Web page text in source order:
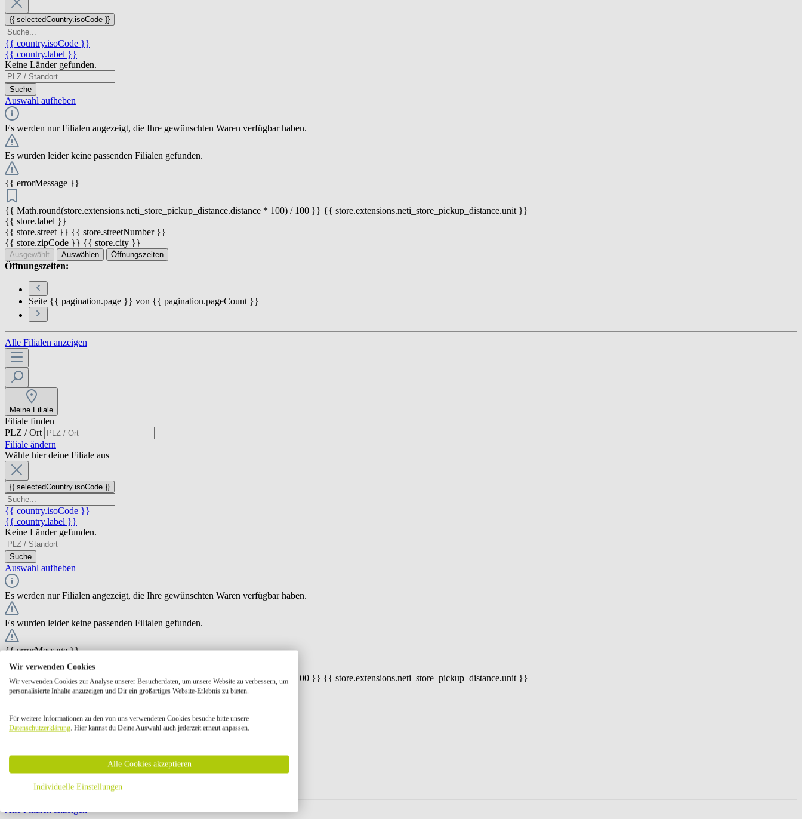
{{ selectedCountry.isoCode }}
{{ country.isoCode }}
{{ country.label }}
Keine Länder gefunden.
Suche
Auswahl aufheben
Es werden nur Filialen angezeigt, die Ihre gewünschten Waren verfügbar haben.
Es wurden leider keine passenden Filialen gefunden.
{{ errorMessage }}
{{ Math.round(store.extensions.neti_store_pickup_distance.distance * 100) / 100 }} {{ store.extensions.neti_store_pickup_distance.unit }}
{{ store.label }}
{{ store.street }} {{ store.streetNumber }}
{{ store.zipCode }} {{ store.city }}
Ausgewählt Auswählen Öffnungszeiten
Öffnungszeiten:
Seite {{ pagination.page }} von {{ pagination.pageCount }}
Alle Filialen anzeigen
Meine Filiale
Filiale finden
PLZ / Ort
Filiale ändern
Wähle hier deine Filiale aus
{{ selectedCountry.isoCode }}
{{ country.isoCode }}
{{ country.label }}
Keine Länder gefunden.
Suche
Auswahl aufheben
Es werden nur Filialen angezeigt, die Ihre gewünschten Waren verfügbar haben.
Es wurden leider keine passenden Filialen gefunden.
{{ errorMessage }}
{{ Math.round(store.extensions.neti_store_pickup_distance.distance * 100) / 100 }} {{ store.extensions.neti_store_pickup_distance.unit }}
{{ store.label }}
Ausgewählt Auswählen Öffnungszeiten
Öffnungszeiten:
Seite {{ pagination.page }} von {{ pagination.pageCount }}
Alle Filialen anzeigen
Wir verwenden Cookies
Wir verwenden Cookies zur Analyse unserer Besucherdaten, um unsere Website zu verbessern, um
personalisierte Inhalte anzuzeigen und Dir ein großartiges Website-Erlebnis zu bieten.
Für weitere Informationen zu den von uns verwendeten Cookies besuche bitte unsere
Datenschutzerklärung. Hier kannst du Deine Auswahl auch jederzeit erneut anpassen.
Alle Cookies akzeptieren
Individuelle Einstellungen